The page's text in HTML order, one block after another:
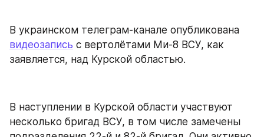
видеозапись с вертолётами Ми-8 ВСУ, как
заявляется, над Курской областью.
В наступлении в Курской области участвуют
несколько бригад ВСУ, в том числе замечены